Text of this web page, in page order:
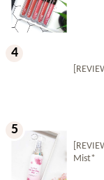
Mist*